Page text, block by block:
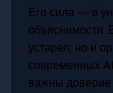
Его сила — в
объяснимости.
устарел, но и
современных
важны доверие